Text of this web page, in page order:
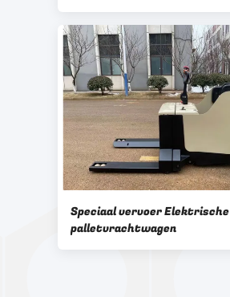
Speciaal vervoer Elektrische
palletvrachtwagen